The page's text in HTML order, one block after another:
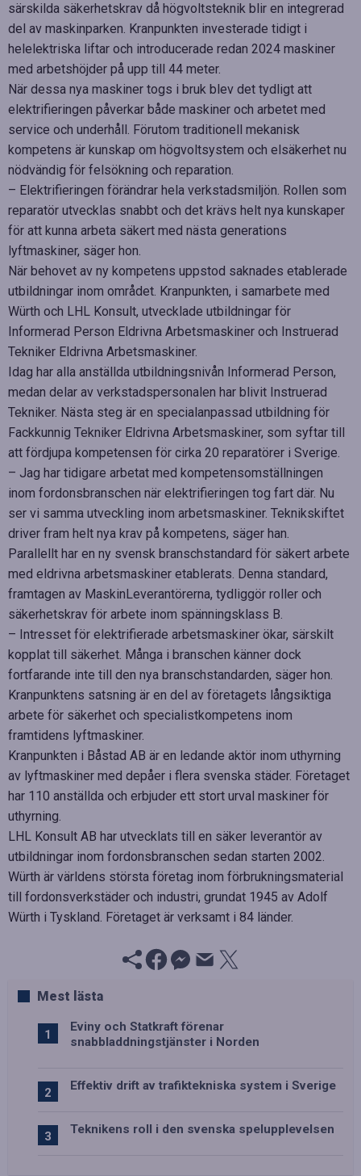
särskilda säkerhetskrav då högvoltsteknik blir en integrerad
del av maskinparken. Kranpunkten investerade tidigt i
helelektriska liftar och introducerade redan 2024 maskiner
med arbetshöjder på upp till 44 meter.
När dessa nya maskiner togs i bruk blev det tydligt att
elektrifieringen påverkar både maskiner och arbetet med
service och underhåll. Förutom traditionell mekanisk
kompetens är kunskap om högvoltsystem och elsäkerhet nu
nödvändig för felsökning och reparation.
– Elektrifieringen förändrar hela verkstadsmiljön. Rollen som
reparatör utvecklas snabbt och det krävs helt nya kunskaper
för att kunna arbeta säkert med nästa generations
lyftmaskiner, säger hon.
När behovet av ny kompetens uppstod saknades etablerade
utbildningar inom området. Kranpunkten, i samarbete med
Würth och LHL Konsult, utvecklade utbildningar för
Informerad Person Eldrivna Arbetsmaskiner och Instruerad
Tekniker Eldrivna Arbetsmaskiner.
Idag har alla anställda utbildningsnivån Informerad Person,
medan delar av verkstadspersonalen har blivit Instruerad
Tekniker. Nästa steg är en specialanpassad utbildning för
Fackkunnig Tekniker Eldrivna Arbetsmaskiner, som syftar till
att fördjupa kompetensen för cirka 20 reparatörer i Sverige.
– Jag har tidigare arbetat med kompetensomställningen
inom fordonsbranschen när elektrifieringen tog fart där. Nu
ser vi samma utveckling inom arbetsmaskiner. Teknikskiftet
driver fram helt nya krav på kompetens, säger han.
Parallellt har en ny svensk branschstandard för säkert arbete
med eldrivna arbetsmaskiner etablerats. Denna standard,
framtagen av MaskinLeverantörerna, tydliggör roller och
säkerhetskrav för arbete inom spänningsklass B.
– Intresset för elektrifierade arbetsmaskiner ökar, särskilt
kopplat till säkerhet. Många i branschen känner dock
fortfarande inte till den nya branschstandarden, säger hon.
Kranpunktens satsning är en del av företagets långsiktiga
arbete för säkerhet och specialistkompetens inom
framtidens lyftmaskiner.
Kranpunkten i Båstad AB är en ledande aktör inom uthyrning
av lyftmaskiner med depåer i flera svenska städer. Företaget
har 110 anställda och erbjuder ett stort urval maskiner för
uthyrning.
LHL Konsult AB har utvecklats till en säker leverantör av
utbildningar inom fordonsbranschen sedan starten 2002.
Würth är världens största företag inom förbrukningsmaterial
till fordonsverkstäder och industri, grundat 1945 av Adolf
Würth i Tyskland. Företaget är verksamt i 84 länder.
Mest lästa
Eviny och Statkraft förenar
snabbladdningstjänster i Norden
Effektiv drift av trafiktekniska system i Sverige
Teknikens roll i den svenska spelupplevelsen